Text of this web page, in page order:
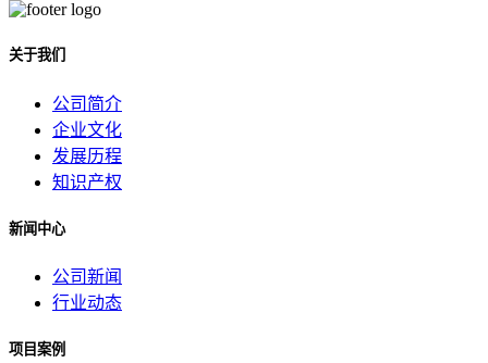
关于我们
公司简介
企业文化
发展历程
知识产权
新闻中心
公司新闻
行业动态
项目案例